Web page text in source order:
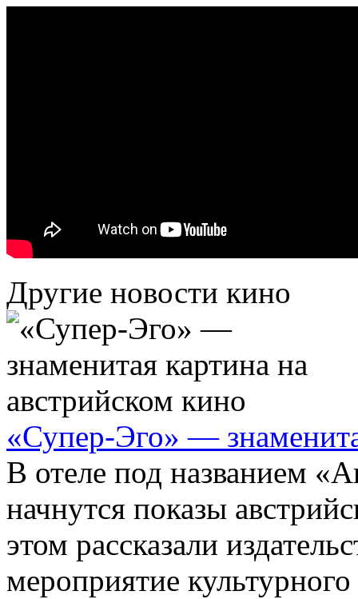
Другие новости кино
«Супер-Эго» —
В отеле под названием
начнутся показы
этом рассказали
мероприятие